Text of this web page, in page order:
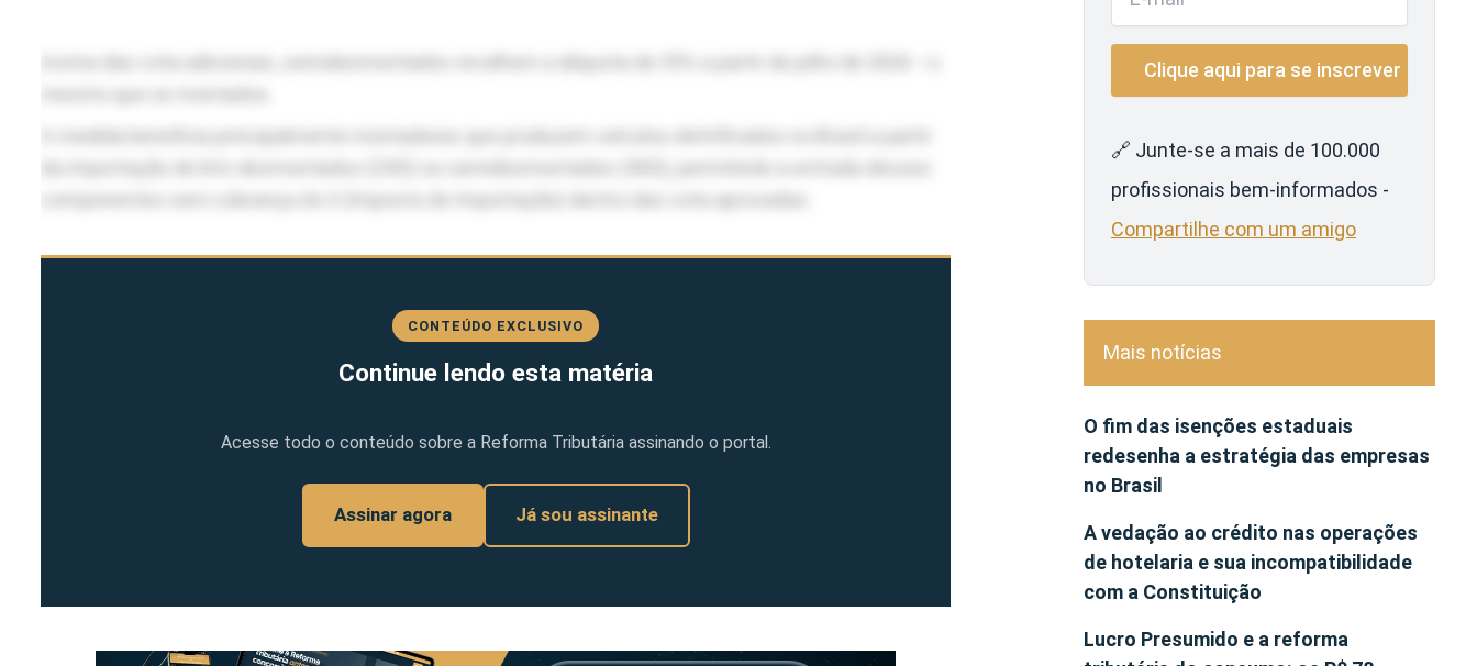
componentes sem cobrança do II (Imposto de Importação) dentro das cota aprovadas.
CONTEÚDO EXCLUSIVO
Continue lendo esta matéria
Acesse todo o conteúdo sobre a Reforma Tributária assinando o portal.
Assinar agora Já sou assinante
🔗 Junte-se a mais de 100.000
profissionais bem-informados -
Compartilhe com um amigo
Mais notícias
O fim das isenções estaduais
redesenha a estratégia das empresas
no Brasil
A vedação ao crédito nas operações
de hotelaria e sua incompatibilidade
com a Constituição
Lucro Presumido e a reforma